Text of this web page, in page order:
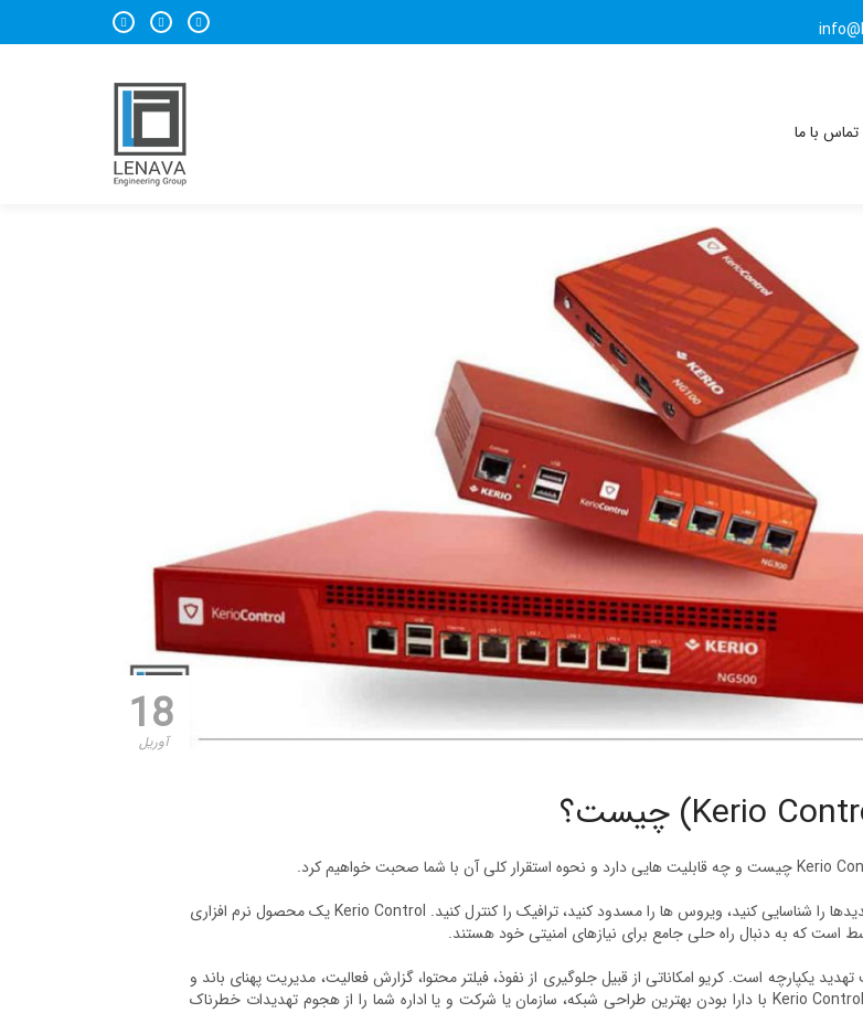
تماس با ما
18
آوریل
با استفاده از کریو می توانید تهدیدها را شناسایی کنید، ویروس ها را مسدود کنید، ترافیک را کنترل کنید. Kerio Control یک محصول نرم افزاری
که به دنبال راه حلی جامع برای نیازهای امنیتی خود هستند.
یکپارچه است. کریو امکاناتی از قبیل جلوگیری از نفوذ، فیلتر محتوا، گزارش فعالیت، مدیریت پهنای باند و
شبکه خصوصی مجازی است. Kerio Control با دارا بودن بهترین طراحی شبکه، سازمان یا شرکت و یا اداره شما را از هجوم تهدیدات خطرناک